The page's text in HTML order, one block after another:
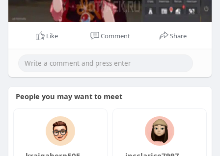
Like Comment Share
People you may want to meet